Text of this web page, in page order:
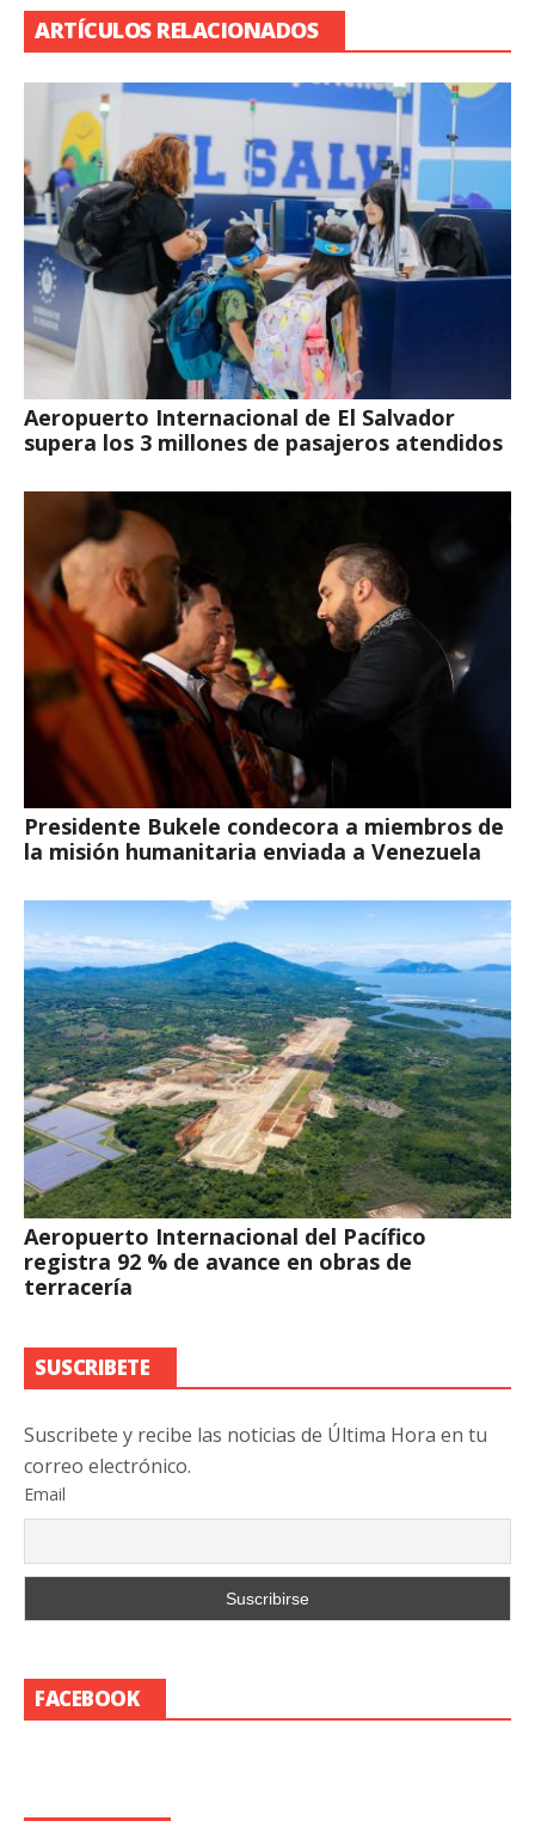
ARTÍCULOS RELACIONADOS
Aeropuerto Internacional de El Salvador
supera los 3 millones de pasajeros atendidos
Presidente Bukele condecora a miembros de
la misión humanitaria enviada a Venezuela
Aeropuerto Internacional del Pacífico
registra 92 % de avance en obras de
terracería
SUSCRIBETE
Suscribete y recibe las noticias de Última Hora en tu
correo electrónico.
Email
FACEBOOK